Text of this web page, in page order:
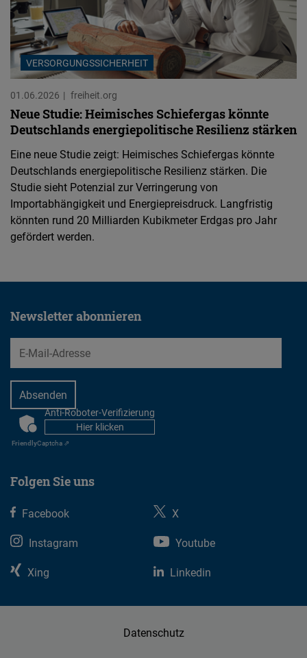
VERSORGUNGSSICHERHEIT
01.06.2026 freiheit.org
Neue Studie: Heimisches Schiefergas könnte
Deutschlands energiepolitische Resilienz stärken
Eine neue Studie zeigt: Heimisches Schiefergas könnte
Deutschlands energiepolitische Resilienz stärken. Die
Studie sieht Potenzial zur Verringerung von
Importabhängigkeit und Energiepreisdruck. Langfristig
könnten rund 20 Milliarden Kubikmeter Erdgas pro Jahr
gefördert werden.
Newsletter abonnieren
EMail
CAPTCHAAnti-Roboter-Verifizierung
Hier klicken
FriendlyCaptcha ⇗
Folgen Sie uns
Facebook
X
Instagram
Youtube
Xing
Linkedin
Datenschutz